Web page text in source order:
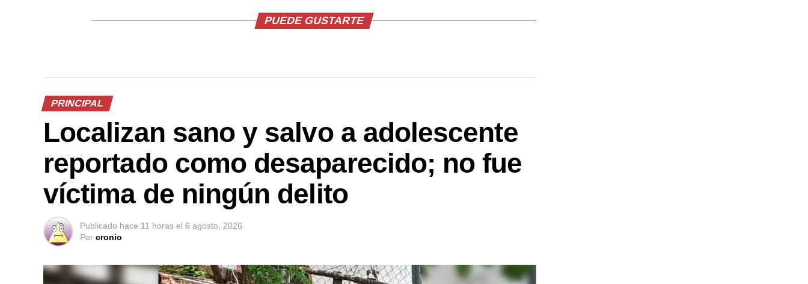
PUEDE GUSTARTE
PRINCIPAL
Localizan sano y salvo a adolescente
reportado como desaparecido; no fue
víctima de ningún delito
Publicado hace 11 horas el 6 agosto, 2026
Por cronio